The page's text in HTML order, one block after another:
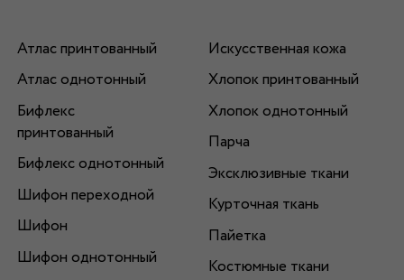
Атлас принтованный
Атлас однотонный
Бифлекс
принтованный
Бифлекс однотонный
Шифон переходной
Шифон
Шифон однотонный
Искусственная кожа
Хлопок принтованный
Хлопок однотонный
Парча
Эксклюзивные ткани
Курточная ткань
Пайетка
Костюмные ткани